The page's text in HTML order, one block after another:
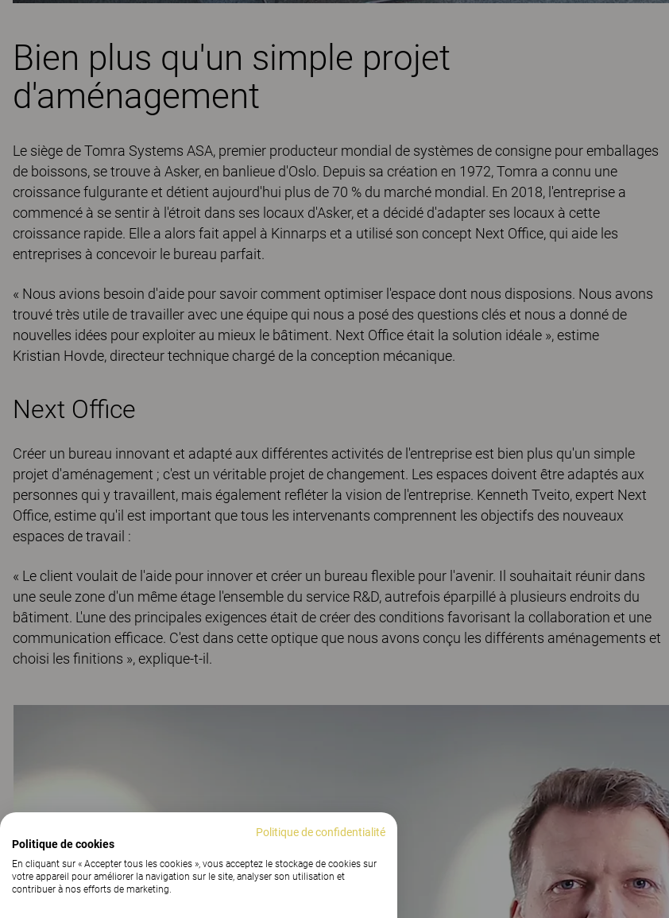
Bien plus qu'un simple projet
d'aménagement
Le siège de Tomra Systems ASA, premier producteur mondial de systèmes de consigne pour emballages
de boissons, se trouve à Asker, en banlieue d'Oslo. Depuis sa création en 1972, Tomra a connu une
croissance fulgurante et détient aujourd'hui plus de 70 % du marché mondial. En 2018, l'entreprise a
commencé à se sentir à l'étroit dans ses locaux d'Asker, et a décidé d'adapter ses locaux à cette
croissance rapide. Elle a alors fait appel à Kinnarps et a utilisé son concept Next Office, qui aide les
entreprises à concevoir le bureau parfait.
« Nous avions besoin d'aide pour savoir comment optimiser l'espace dont nous disposions. Nous avons
trouvé très utile de travailler avec une équipe qui nous a posé des questions clés et nous a donné de
nouvelles idées pour exploiter au mieux le bâtiment. Next Office était la solution idéale », estime
Kristian Hovde, directeur technique chargé de la conception mécanique.
Next Office
Créer un bureau innovant et adapté aux différentes activités de l'entreprise est bien plus qu'un simple
projet d'aménagement ; c'est un véritable projet de changement. Les espaces doivent être adaptés aux
personnes qui y travaillent, mais également refléter la vision de l'entreprise. Kenneth Tveito, expert Next
Office, estime qu'il est important que tous les intervenants comprennent les objectifs des nouveaux
espaces de travail :
« Le client voulait de l'aide pour innover et créer un bureau flexible pour l'avenir. Il souhaitait réunir dans
une seule zone d'un même étage l'ensemble du service R&D, autrefois éparpillé à plusieurs endroits du
bâtiment. L'une des principales exigences était de créer des conditions favorisant la collaboration et une
communication efficace. C'est dans cette optique que nous avons conçu les différents aménagements et
choisi les finitions », explique-t-il.
Politique de confidentialité
Politique de cookies
En cliquant sur « Accepter tous les cookies », vous acceptez le stockage de cookies sur
votre appareil pour améliorer la navigation sur le site, analyser son utilisation et
contribuer à nos efforts de marketing.